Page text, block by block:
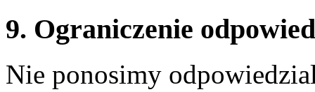
9. Ograniczenie
Nie ponosimy